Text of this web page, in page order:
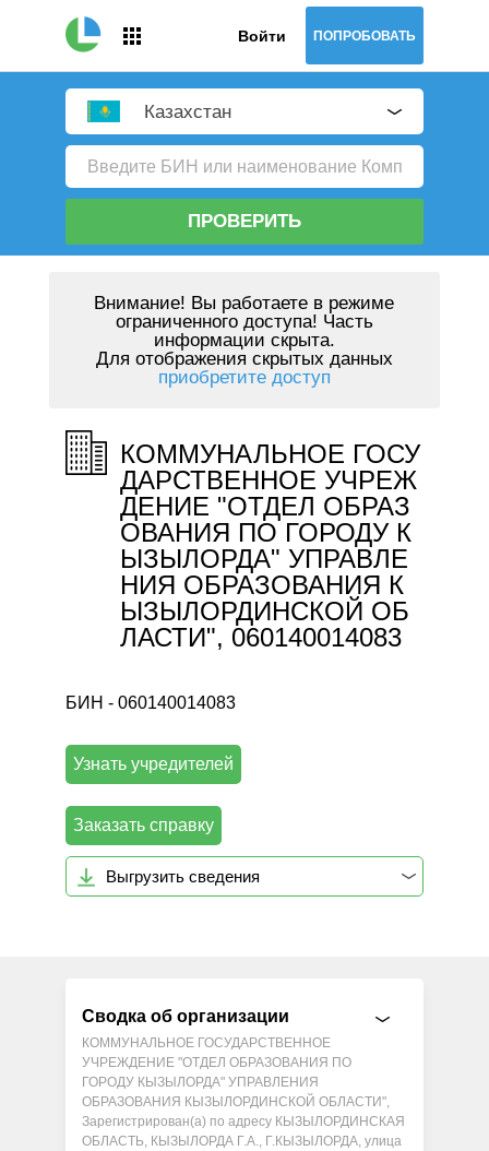
Войти ПОПРОБОВАТЬ
Казахстан
ПРОВЕРИТЬ
Внимание! Вы работаете в режиме
ограниченного доступа! Часть
информации скрыта.
Для отображения скрытых данных
приобретите доступ
КОММУНАЛЬНОЕ ГОСУ
ДАРСТВЕННОЕ УЧРЕЖ
ДЕНИЕ "ОТДЕЛ ОБРАЗ
ОВАНИЯ ПО ГОРОДУ К
ЫЗЫЛОРДА" УПРАВЛЕ
НИЯ ОБРАЗОВАНИЯ К
ЫЗЫЛОРДИНСКОЙ ОБ
ЛАСТИ", 060140014083
БИН - 060140014083
Узнать учредителей
Заказать справку
Выгрузить сведения
Сводка об организации
КОММУНАЛЬНОЕ ГОСУДАРСТВЕННОЕ
УЧРЕЖДЕНИЕ "ОТДЕЛ ОБРАЗОВАНИЯ ПО
ГОРОДУ КЫЗЫЛОРДА" УПРАВЛЕНИЯ
ОБРАЗОВАНИЯ КЫЗЫЛОРДИНСКОЙ ОБЛАСТИ",
Зарегистрирован(а) по адресу КЫЗЫЛОРДИНСКАЯ
ОБЛАСТЬ, КЫЗЫЛОРДА Г.А., Г.КЫЗЫЛОРДА, улица